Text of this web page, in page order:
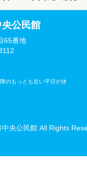
公民館
65番地
のもっとも近い平日が休
央公民館 All Rights